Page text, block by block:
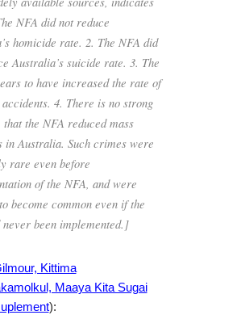
NFA did not reduce
homicide rate. 2. The NFA did
Australia’s suicide rate. 3. The
to have increased the rate of
4. There is no strong
that the NFA reduced mass
in Australia. Such crimes were
rare even before
of the NFA, and were
become common even if the
never been implemented.]
Kittima
Maaya Kita Sugai
):